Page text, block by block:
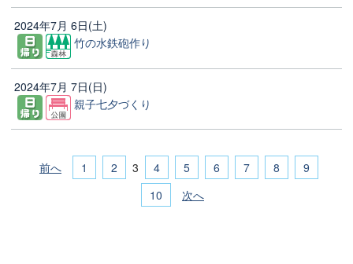
2024年7月 6日(土)
竹の水鉄砲作り
2024年7月 7日(日)
親子七夕づくり
前へ 1 2 3 4 5 6 7 8
9
10
次へ